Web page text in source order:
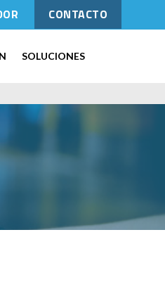
CONTACTO
SOLUCIONES